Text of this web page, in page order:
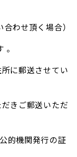
わせ頂く場合）
に郵送させてい
きご郵送いただ
的機関発行の証